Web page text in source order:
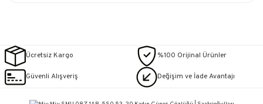
Ücretsiz Kargo %100 Orijinal Ürünler
Güvenli Alışveriş Değişim ve İade Avantajı